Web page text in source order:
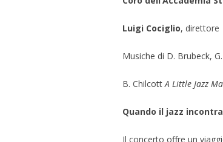
Luigi Cociglio, direttore
Musiche di D. Brubeck,
B. Chilcott A Little Jazz
Quando il jazz
Il concerto offre un